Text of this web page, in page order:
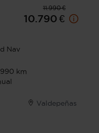
11.990 €
10.790 €
Nav
km
Valdepeñas